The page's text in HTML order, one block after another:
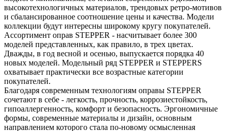
высокотехнологичных материалов, трендовых ретро-мотивов
и сбалансированное соотношение цены и качества. Модели
коллекции будут интересны широкому кругу покупателей.
Ассортимент оправ STEPPER - насчитывает более 300
моделей представленных, как правило, в трех цветах.
Дважды, в год весной и осенью, выпускается порядка 40
новых моделей. Модельный ряд STEPPER и STEPPERS
охватывает практически все возрастные категории
покупателей.
Благодаря современным технологиям оправы STEPPER
сочетают в себе - легкость, прочность, коррозиестойкость,
гипоаллергенность, комфорт и безопасность. Эргономичные
формы, современные материалы и дизайн, основным
направлением которого стала по-новому осмысленная